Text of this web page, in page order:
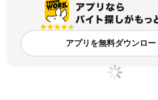
アプリを無料ダウンロー